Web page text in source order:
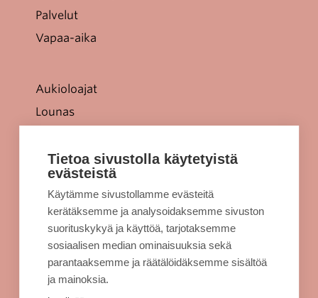
Palvelut
Vapaa-aika
Aukioloajat
Lounas
Jellonaparkki lapsille
Kulkuyhteydet
Rekisteriseloste
Evästeet
Sellon intra
Tietoa sivustolla käytetyistä
evästeistä
Käytämme sivustollamme evästeitä
kerätäksemme ja analysoidaksemme sivuston
suorituskykyä ja käyttöä, tarjotaksemme
sosiaalisen median ominaisuuksia sekä
parantaaksemme ja räätälöidäksemme sisältöä
ja mainoksia.